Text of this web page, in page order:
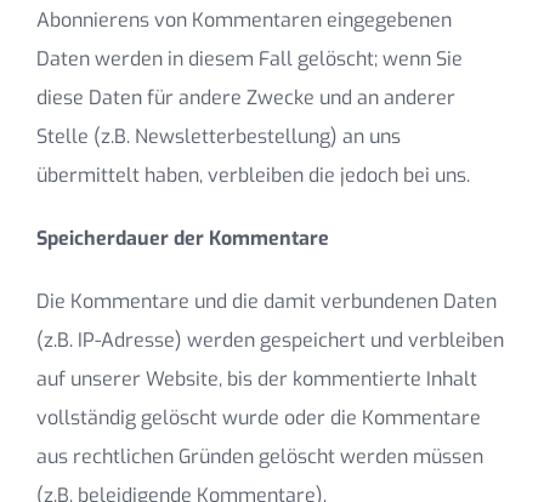
Abonnierens von Kommentaren eingegebenen
Daten werden in diesem Fall gelöscht; wenn Sie
diese Daten für andere Zwecke und an anderer
Stelle (z.B. Newsletterbestellung) an uns
übermittelt haben, verbleiben die jedoch bei uns.
Speicherdauer der Kommentare
Die Kommentare und die damit verbundenen Daten
(z.B. IP-Adresse) werden gespeichert und verbleiben
auf unserer Website, bis der kommentierte Inhalt
vollständig gelöscht wurde oder die Kommentare
aus rechtlichen Gründen gelöscht werden müssen
(z.B. beleidigende Kommentare).